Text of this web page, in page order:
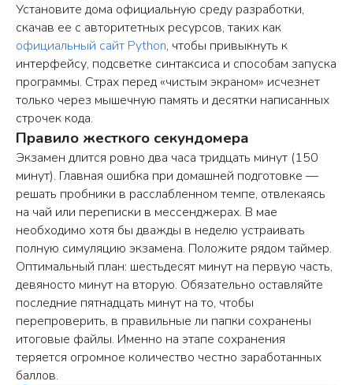
Установите дома официальную среду разработки,
скачав ее с авторитетных ресурсов, таких как
официальный сайт Python, чтобы привыкнуть к
интерфейсу, подсветке синтаксиса и способам запуска
программы. Страх перед «чистым экраном» исчезнет
только через мышечную память и десятки написанных
строчек кода.
Правило жесткого секундомера
Экзамен длится ровно два часа тридцать минут (150
минут). Главная ошибка при домашней подготовке —
решать пробники в расслабленном темпе, отвлекаясь
на чай или переписки в мессенджерах. В мае
необходимо хотя бы дважды в неделю устраивать
полную симуляцию экзамена. Положите рядом таймер.
Оптимальный план: шестьдесят минут на первую часть,
девяносто минут на вторую. Обязательно оставляйте
последние пятнадцать минут на то, чтобы
перепроверить, в правильные ли папки сохранены
итоговые файлы. Именно на этапе сохранения
теряется огромное количество честно заработанных
баллов.